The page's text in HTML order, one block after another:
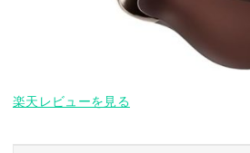
楽天レビューを見る